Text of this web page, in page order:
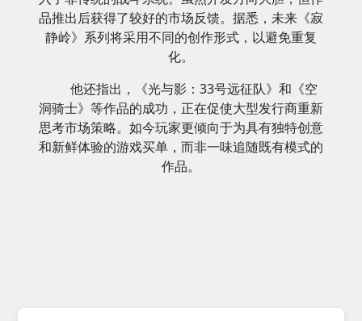
品推出后获得了较好的市场反馈。据悉，未来《寂
静岭》系列将采用不同的创作形式，以避免重复
化。
他还指出，《光与影：33号远征队》和《空
洞骑士》等作品的成功，正在促使大型发行商重新
思考市场策略。如今玩家更倾向于为具有独特创意
和新鲜体验的游戏买单，而非一味追随既有模式的
作品。